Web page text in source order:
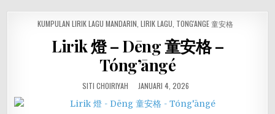
POSTED
KUMPULAN LIRIK LAGU MANDARIN LIRIK LAGU TONG'ANGE 童安格
Lirik 燈 – Dēng 童安格 –
Tóng’āngé
SITI CHOIRIYAH JANUARI 4, 2026